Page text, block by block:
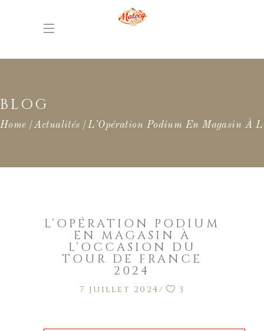
BLOG
Home Actualités L’Opération Podium En Magasin À
L’OPÉRATION PODIUM
EN MAGASIN À
L’OCCASION DU
TOUR DE FRANCE
2024
7 juillet 2024 3